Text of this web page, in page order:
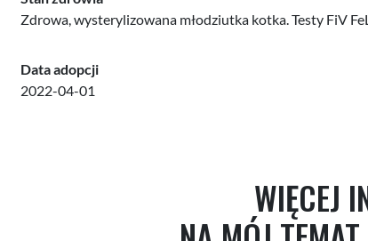
Zdrowa, wysterylizowana młodziutka kotka. Testy FiV
Data adopcji
2022-04-01
WIĘCEJ